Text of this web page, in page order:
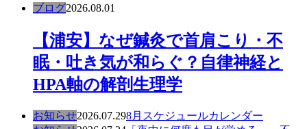
ブログ2026.08.01
【浦安】なぜ鍼灸で首肩こり・不
眠・吐き気が和らぐ？自律神経と
HPA軸の解剖生理学
お知らせ2026.07.298月スケジュールカレンダー